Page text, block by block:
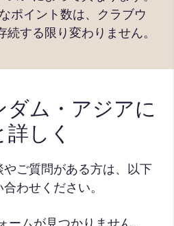
ポイント数は、クラブウ
続する限り変わりません。
ダム・アジアに
しく
ご質問がある方は、以下
わせください。
ームが見つかりません。